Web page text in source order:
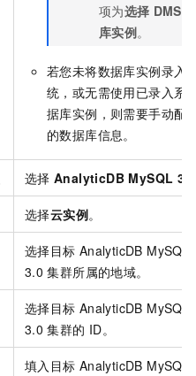
项为选择 DMS
库实例。
若您未将数据库实例录入
统，或无需使用已录入系
据库实例，则需要手动配
的数据库信息。
选择 AnalyticDB MySQL 3.0
选择云实例。
选择目标 AnalyticDB MySQL
3.0 集群所属的地域。
选择目标 AnalyticDB MySQL
3.0 集群的 ID。
填入目标 AnalyticDB MySQL